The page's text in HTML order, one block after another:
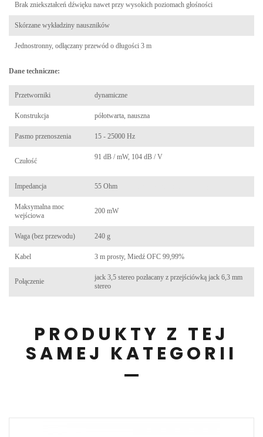
Brak zniekształceń dźwięku nawet przy wysokich poziomach głośności
Skórzane wykładziny nauszników
Jednostronny, odłączany przewód o długości 3 m
Dane techniczne:
Przetworniki dynamiczne
Konstrukcja półotwarta, nauszna
Pasmo przenoszenia 15 - 25000 Hz
Czułość 91 dB / mW, 104 dB / V
Impedancja 55 Ohm
Maksymalna moc
wejściowa
200 mW
Waga (bez przewodu) 240 g
Kabel 3 m prosty, Miedź OFC 99,99%
Połączenie
jack 3,5 stereo pozłacany z przejściówką jack 6,3 mm
stereo
PRODUKTY Z TEJ
SAMEJ KATEGORII